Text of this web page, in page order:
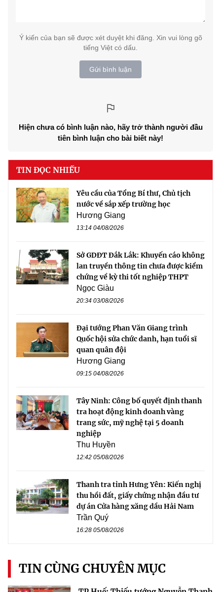
Ý kiến của bạn sẽ được xét duyệt khi đăng. Xin vui lòng gõ
tiếng Việt có dấu.
Gửi bình luận
Hiện chưa có bình luận nào, hãy trở thành người đầu
tiên bình luận cho bài biết này!
TIN ĐỌC NHIỀU
Yêu cầu của Tổng Bí thư, Chủ tịch
nước về sắp xếp trường học
Hương Giang
13:14 04/08/2026
Sở GDĐT Đắk Lắk: Khuyến cáo không
lan truyền thông tin chưa được kiểm
chứng về kỳ thi tốt nghiệp THPT
Ngọc Giàu
20:34 03/08/2026
Đại tướng Phan Văn Giang trình
Quốc hội sửa chức danh, hạn tuổi sĩ
quan quân đội
Hương Giang
09:15 04/08/2026
Tây Ninh: Công bố quyết định thanh
tra hoạt động kinh doanh vàng
trang sức, mỹ nghệ tại 5 doanh
nghiệp
Thu Huyền
12:42 05/08/2026
Thanh tra tỉnh Hưng Yên: Kiến nghị
thu hồi đất, giấy chứng nhận đầu tư
dự án Cửa hàng xăng dầu Hải Nam
Trần Quý
16:28 05/08/2026
TIN CÙNG CHUYÊN MỤC